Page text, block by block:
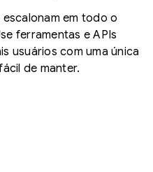
em todo o
ferramentas e APIs
usuários com uma única
de manter.